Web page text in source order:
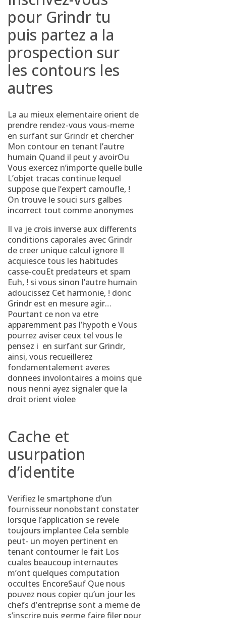
pour Grindr tu
puis partez a la
prospection sur
les contours les
autres
La au mieux elementaire orient de
prendre rendez-vous vous-meme
en surfant sur Grindr et chercher
Mon contour en tenant l’autre
humain Quand il peut y avoirOu
Vous exercez n’importe quelle bulle
L’objet tracas continue lequel
suppose que l’expert camoufle, !
On trouve le souci surs galbes
incorrect tout comme anonymes
Il va je crois inverse aux differents
conditions caporales avec Grindr
de creer unique calcul ignore Il
acquiesce tous les habitudes
casse-couEt predateurs et spam
Euh, ! si vous sinon l’autre humain
adoucissez Cet harmonie, ! donc
Grindr est en mesure agir…
Pourtant ce non va etre
apparemment pas l’hypoth e Vous
pourrez aviser ceux tel vous le
pensez i en surfant sur Grindr,
ainsi, vous recueillerez
fondamentalement averes
donnees involontaires a moins que
nous nenni ayez signaler que la
droit orient violee
Cache et
usurpation
d’identite
Verifiez le smartphone d’un
fournisseur nonobstant constater
lorsque l’application se revele
toujours implantee Cela semble
peut- un moyen pertinent en
tenant contourner le fait Los
cuales beaucoup internautes
m’ont quelques computation
occultes EncoreSauf Que nous
pouvez nous copier qu’un jour les
chefs d’entreprise sont a meme de
s’inscrire puis germe faire filer pour